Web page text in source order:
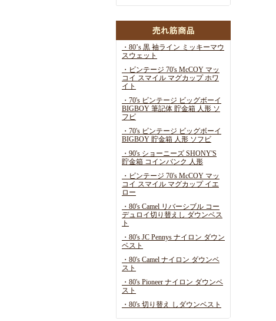
・80’s 黒 袖ライン ミッキーマウ
スウェット
・ビンテージ 70's McCOY マッ
コイ スマイル マグカップ ホワ
イト
・70's ビンテージ ビッグボーイ
BIGBOY 筆記体 貯金箱 人形 ソ
フビ
・70's ビンテージ ビッグボーイ
BIGBOY 貯金箱 人形 ソフビ
・90's ショーニーズ SHONY'S
貯金箱 コインバンク 人形
・ビンテージ 70's McCOY マッ
コイ スマイル マグカップ イエ
ロー
・80's Camel リバーシブル コー
デュロイ切り替えし ダウンベス
ト
・80's JC Pennys ナイロン ダウン
ベスト
・80's Camel ナイロン ダウンベ
スト
・80's Pioneer ナイロン ダウンベ
スト
・80's 切り替え しダウンベスト